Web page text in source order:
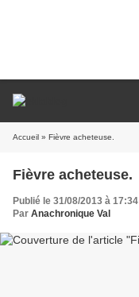
Accueil » Fièvre acheteuse.
Fièvre acheteuse.
Publié le 31/08/2013 à 17:34
Par Anachronique Val